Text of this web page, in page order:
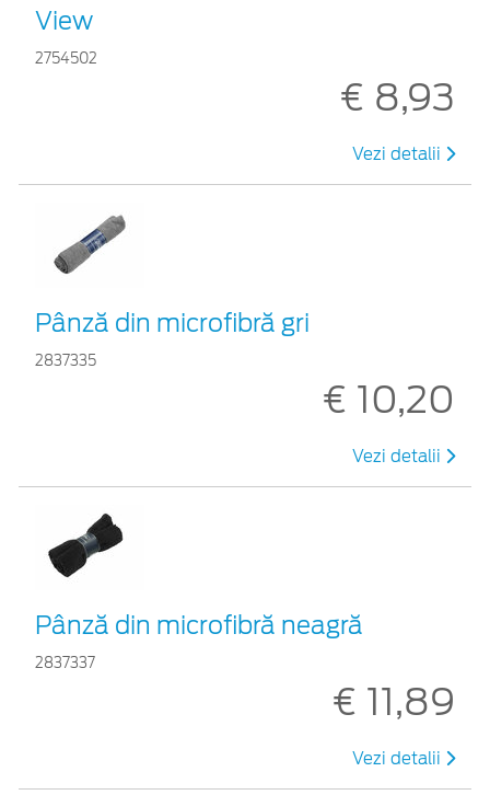
View
2754502
€ 8,93
Vezi detalii
Pânză din microfibră gri
2837335
€ 10,20
Vezi detalii
Pânză din microfibră neagră
2837337
€ 11,89
Vezi detalii